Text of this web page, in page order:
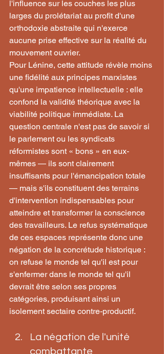
l'influence sur les couches les plus
larges du prolétariat au profit d'une
orthodoxie abstraite qui n'exerce
aucune prise effective sur la réalité du
mouvement ouvrier.
Pour Lénine, cette attitude révèle moins
une fidélité aux principes marxistes
qu'une impatience intellectuelle : elle
confond la validité théorique avec la
viabilité politique immédiate. La
question centrale n'est pas de savoir si
le parlement ou les syndicats
réformistes sont « bons » en eux-
mêmes — ils sont clairement
insuffisants pour l'émancipation totale
— mais s'ils constituent des terrains
d'intervention indispensables pour
atteindre et transformer la conscience
des travailleurs. Le refus systématique
de ces espaces représente donc une
négation de la concrétude historique :
on refuse le monde tel qu'il est pour
s'enfermer dans le monde tel qu'il
devrait être selon ses propres
catégories, produisant ainsi un
isolement sectaire contre-productif.
La négation de l'unité
combattante